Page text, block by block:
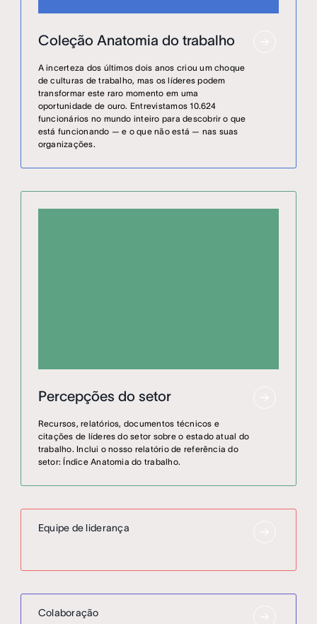
Coleção Anatomia do trabalho
A incerteza dos últimos dois anos criou um choque
de culturas de trabalho, mas os líderes podem
transformar este raro momento em uma
oportunidade de ouro. Entrevistamos 10.624
funcionários no mundo inteiro para descobrir o que
está funcionando — e o que não está — nas suas
organizações.
Percepções do setor
Recursos, relatórios, documentos técnicos e
citações de líderes do setor sobre o estado atual do
trabalho. Inclui o nosso relatório de referência do
setor: Índice Anatomia do trabalho.
Equipe de liderança
Colaboração